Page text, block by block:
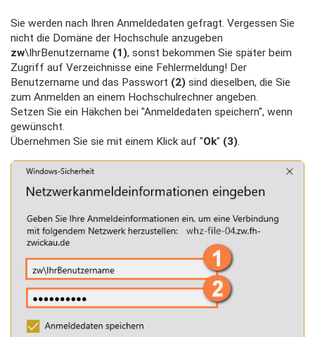
Sie werden nach Ihren Anmeldedaten gefragt. Vergessen Sie
nicht die Domäne der Hochschule anzugeben
zw\IhrBenutzername (1), sonst bekommen Sie später beim
Zugriff auf Verzeichnisse eine Fehlermeldung! Der
Benutzername und das Passwort (2) sind dieselben, die Sie
zum Anmelden an einem Hochschulrechner angeben.
Setzen Sie ein Häkchen bei "Anmeldedaten speichern", wenn
gewünscht.
Übernehmen Sie sie mit einem Klick auf "Ok" (3).